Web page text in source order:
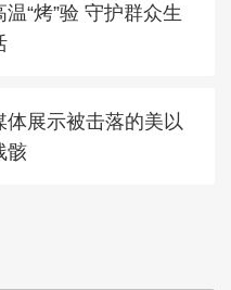
温“烤”验 守护群众生
体展示被击落的美以
骸